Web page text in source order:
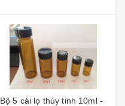
Bộ 5 cái lọ thủy tinh 10ml -